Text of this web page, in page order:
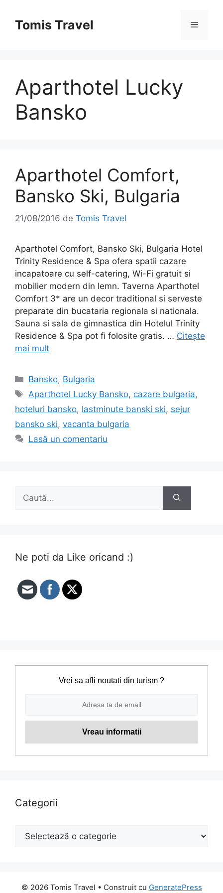
conținutTomis Travel Meniu
Aparthotel Lucky
Bansko
Aparthotel Comfort,
Bansko Ski, Bulgaria
21/08/2016 de Tomis Travel
Aparthotel Comfort, Bansko Ski, Bulgaria Hotel
Trinity Residence & Spa ofera spatii cazare
incapatoare cu self-catering, Wi-Fi gratuit si
mobilier modern din lemn. Taverna Aparthotel
Comfort 3* are un decor traditional si serveste
preparate din bucataria regionala si nationala.
Sauna si sala de gimnastica din Hotelul Trinity
Residence & Spa pot fi folosite gratis. … Citește
mai mult
Categorii
Bansko, Bulgaria
Etichete
Aparthotel Lucky Bansko, cazare bulgaria,
hoteluri bansko, lastminute banski ski, sejur
bansko ski, vacanta bulgaria
Lasă un comentariu
după:
Ne poti da Like oricand :)
Vrei sa afli noutati din turism ?
Categorii
Categorii
© 2026 Tomis Travel • Construit cu GeneratePress